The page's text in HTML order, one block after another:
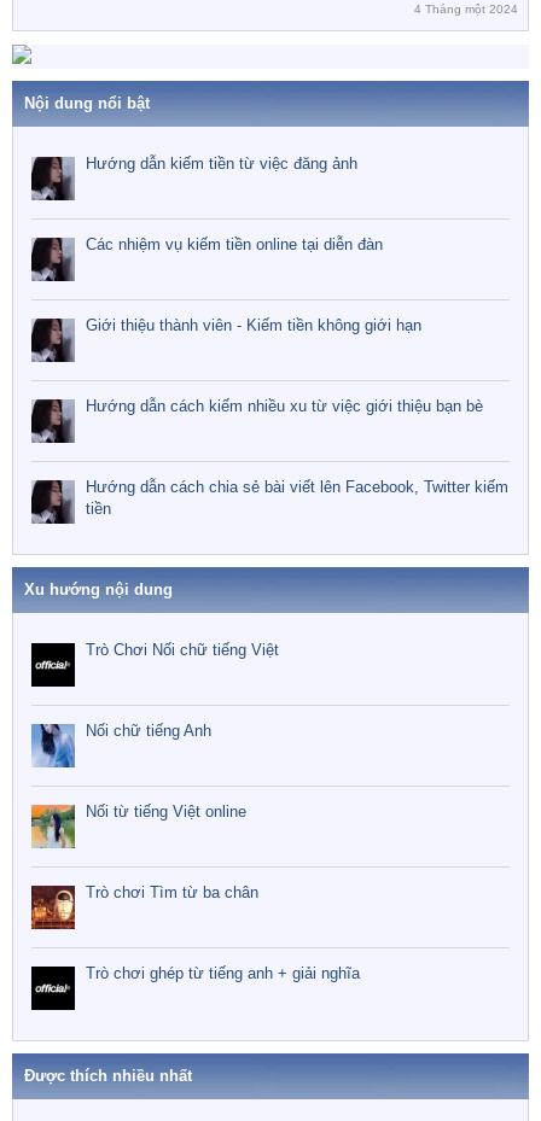
4 Tháng một 2024
Nội dung nổi bật
Hướng dẫn kiếm tiền từ việc đăng ảnh
Các nhiệm vụ kiếm tiền online tại diễn đàn
Giới thiệu thành viên - Kiếm tiền không giới hạn
Hướng dẫn cách kiếm nhiều xu từ việc giới thiệu bạn bè
Hướng dẫn cách chia sẻ bài viết lên Facebook, Twitter kiếm
tiền
Xu hướng nội dung
Trò Chơi Nối chữ tiếng Việt
Nối chữ tiếng Anh
Nối từ tiếng Việt online
Trò chơi Tìm từ ba chân
Trò chơi ghép từ tiếng anh + giải nghĩa
Được thích nhiều nhất